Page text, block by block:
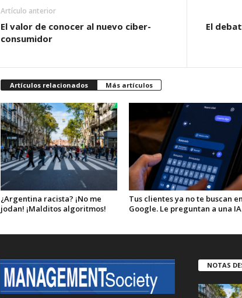
Artículo anterior
El valor de conocer al nuevo ciber-
consumidor
El
Artículos relacionados Más artículos
¿Argentina racista? ¡No me
jodan! ¡Malditos algoritmos!
Tus clientes ya no te buscan en
Google. Le preguntan a una
NOTAS